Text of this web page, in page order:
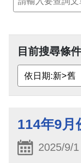
目前搜尋條件
114年9月
2025/9/1